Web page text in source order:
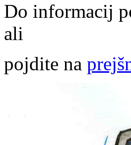
Do informacij
ali
pojdite na